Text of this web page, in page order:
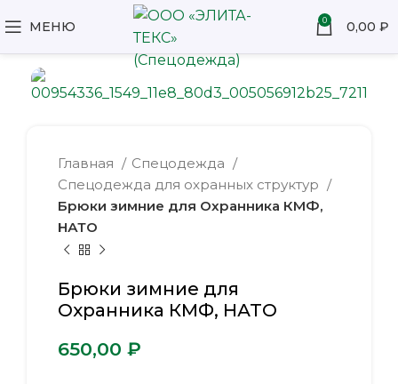
МЕНЮ 0 0,00 ₽
Главная
Спецодежда
Спецодежда для охранных структур
Брюки зимние для Охранника КМФ,
НАТО
Брюки зимние для
Охранника КМФ, НАТО
₽